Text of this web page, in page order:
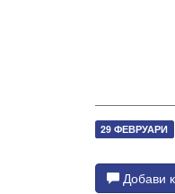
29 ФЕВРУАРИ
Добави